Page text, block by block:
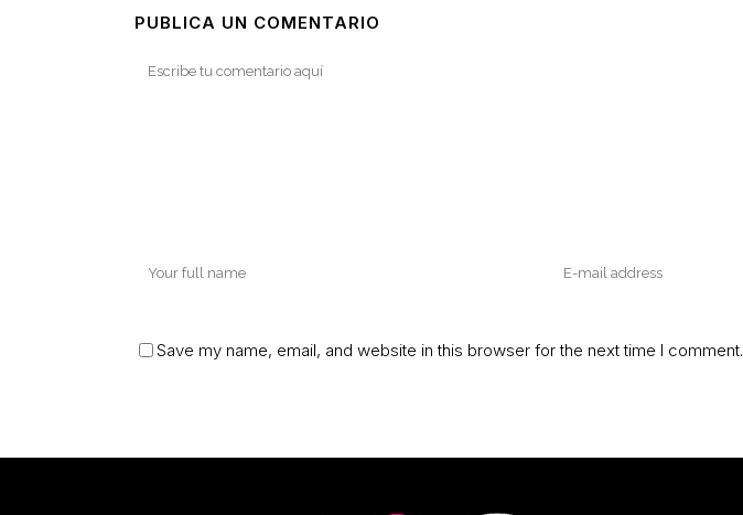
PUBLICA UN COMENTARIO
Save my name, email, and website in this browser for the next time I comment.